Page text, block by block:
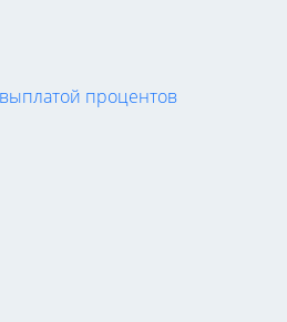
процентов